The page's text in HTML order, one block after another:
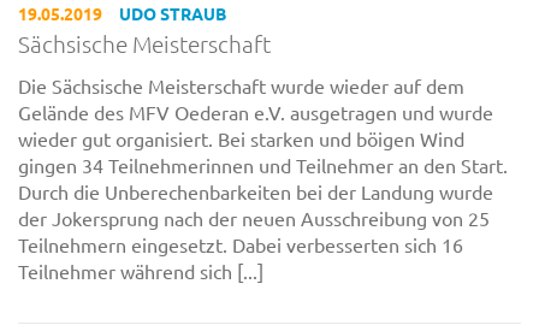
19.05.2019 UDO STRAUB
Sächsische Meisterschaft
Die Sächsische Meisterschaft wurde wieder auf dem
Gelände des MFV Oederan e.V. ausgetragen und wurde
wieder gut organisiert. Bei starken und böigen Wind
gingen 34 Teilnehmerinnen und Teilnehmer an den Start.
Durch die Unberechenbarkeiten bei der Landung wurde
der Jokersprung nach der neuen Ausschreibung von 25
Teilnehmern eingesetzt. Dabei verbesserten sich 16
Teilnehmer während sich [...]